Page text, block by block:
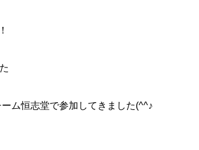
ム恒志堂で参加してきました(^^♪